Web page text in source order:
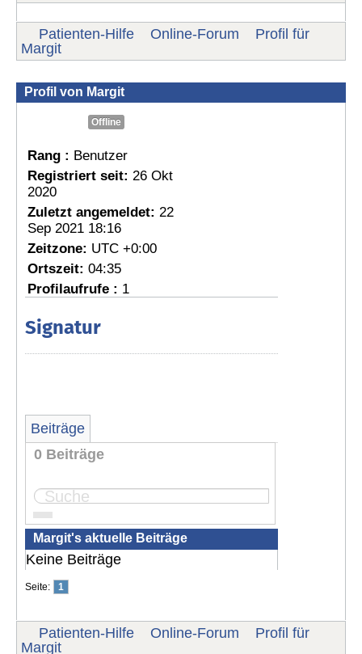
Patienten-Hilfe Online-Forum
Profil für
Margit
Profil von Margit
Offline
Rang : Benutzer
Registriert seit: 26 Okt
2020
Zuletzt angemeldet: 22
Sep 2021 18:16
Zeitzone: UTC +0:00
Ortszeit: 04:35
Profilaufrufe : 1
Signatur
Beiträge
0 Beiträge
Margit's aktuelle Beiträge
Keine Beiträge
Seite: 1
Patienten-Hilfe Online-Forum
Profil für
Margit